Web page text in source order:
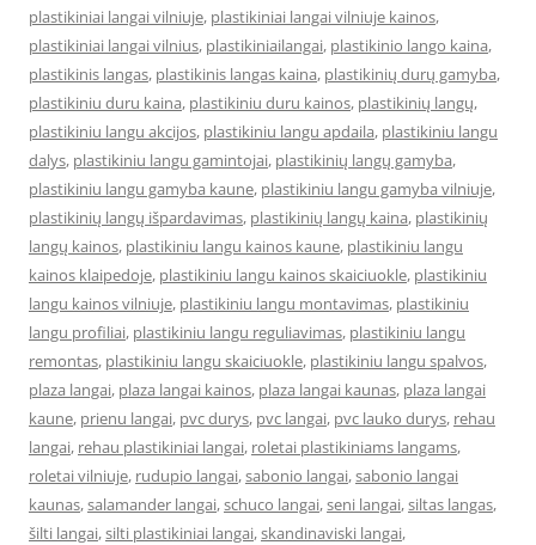
plastikiniai langai vilniuje, plastikiniai langai vilniuje kainos,
plastikiniai langai vilnius, plastikiniailangai, plastikinio lango kaina,
plastikinis langas, plastikinis langas kaina, plastikinių durų gamyba,
plastikiniu duru kaina, plastikiniu duru kainos, plastikinių langų,
plastikiniu langu akcijos, plastikiniu langu apdaila, plastikiniu langu
dalys, plastikiniu langu gamintojai, plastikinių langų gamyba,
plastikiniu langu gamyba kaune, plastikiniu langu gamyba vilniuje,
plastikinių langų išpardavimas, plastikinių langų kaina, plastikinių
langų kainos, plastikiniu langu kainos kaune, plastikiniu langu
kainos klaipedoje, plastikiniu langu kainos skaiciuokle, plastikiniu
langu kainos vilniuje, plastikiniu langu montavimas, plastikiniu
langu profiliai, plastikiniu langu reguliavimas, plastikiniu langu
remontas, plastikiniu langu skaiciuokle, plastikiniu langu spalvos,
plaza langai, plaza langai kainos, plaza langai kaunas, plaza langai
kaune, prienu langai, pvc durys, pvc langai, pvc lauko durys, rehau
langai, rehau plastikiniai langai, roletai plastikiniams langams,
roletai vilniuje, rudupio langai,sabonio langai,sabonio langai
kaunas,salamander langai,schuco langai,seni langai,siltas langas,
šilti langai,silti plastikiniai langai,skandinaviski langai,